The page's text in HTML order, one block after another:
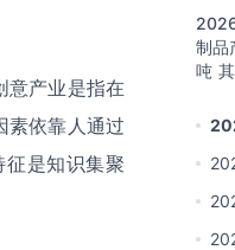
意产业是指在
素依靠人通过
是知识集聚
制品
吨
重
为
中